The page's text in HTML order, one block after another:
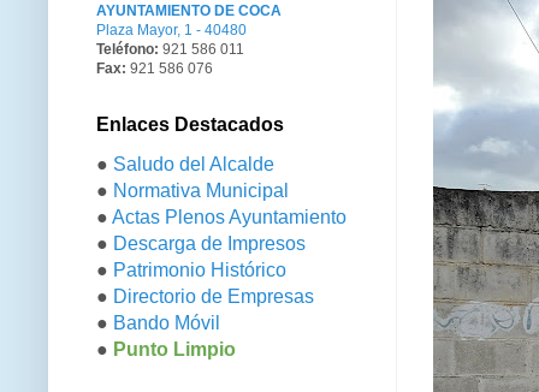
AYUNTAMIENTO DE COCA
Plaza Mayor, 1 - 40480
Teléfono: 921 586 011
Fax: 921 586 076
Enlaces Destacados
● Saludo del Alcalde
● Normativa Municipal
● Actas Plenos Ayuntamiento
● Descarga de Impresos
● Patrimonio Histórico
● Directorio de Empresas
● Bando Móvil
● Punto Limpio